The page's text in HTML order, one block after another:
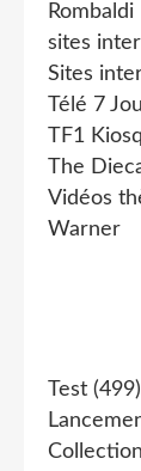
Test (499)
Collection
Rombaldi
sites
Sites
Télé 7
TF1
The
Vidéos
Warner